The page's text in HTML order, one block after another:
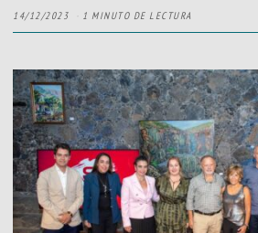
14/12/2023 1 MINUTO DE LECTURA